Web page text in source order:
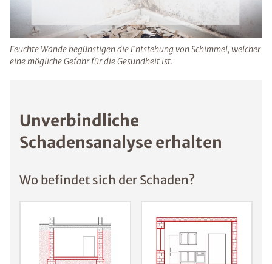
Augenreizungen sowie Infekte auftreten.
Feuchte Wände begünstigen die Entstehung von Schimmel,
welcher eine mögliche Gefahr für die Gesundheit ist.
Unverbindliche